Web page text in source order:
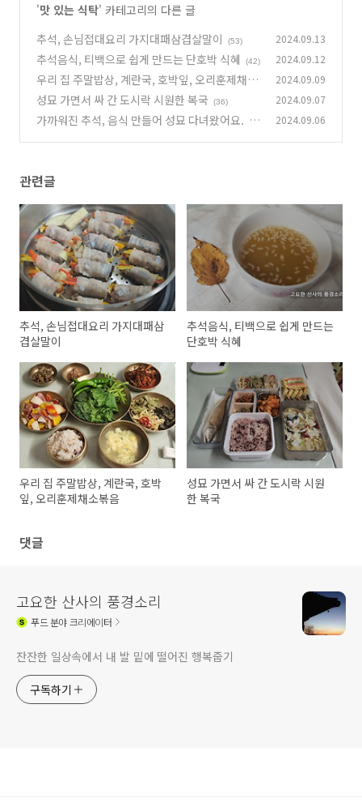
'맛 있는 식탁' 카테고리의 다른 글
추석, 손님접대요리 가지대패삼겹살말이
(53) 2024.09.13
추석음식, 티백으로 쉽게 만드는 단호박 식혜 (42) 2024.09.12
우리 집 주말밥상, 계란국, 호박잎, 오리훈제채소
볶음
(55)
2024.09.09
성묘 가면서 싸 간 도시락 시원한 복국 (36) 2024.09.07
가까워진 추석, 음식 만들어 성묘 다녀왔어요.
(5
2024.09.06
관련글
추석, 손님접대요리 가지대패삼
겹살말이
추석음식, 티백으로 쉽게 만드는
단호박 식혜
우리 집 주말밥상, 계란국, 호박
잎, 오리훈제채소볶음
성묘 가면서 싸 간 도시락 시원
한 복국
댓글
고요한 산사의 풍경소리
푸드분야 크리에이터
잔잔한 일상속에서 내 발 밑에 떨어진 행복줍기
구독하기